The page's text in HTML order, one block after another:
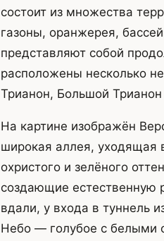
состоит из множества
газоны, оранжерея,
представляют собой
расположены несколько
Трианон, Большой Трианон
На картине изображён
широкая аллея, уходящая
охристого и зелёного
создающие естественную
вдали, у входа в туннель
Небо — голубое с белыми